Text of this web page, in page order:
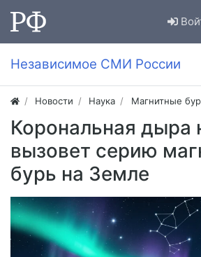
Независимое СМИ России
Новости Наука Магнитные
Корональная дыра
вызовет серию
бурь на Земле